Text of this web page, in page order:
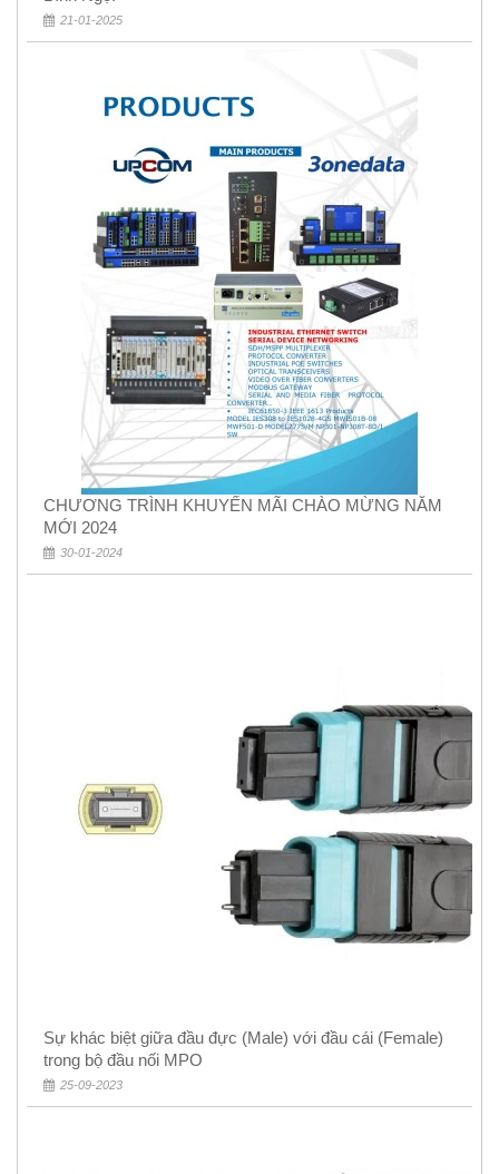
21-01-2025
CHƯƠNG TRÌNH KHUYẾN MÃI CHÀO MỪNG NĂM
MỚI 2024
30-01-2024
Sự khác biệt giữa đầu đực (Male) với đầu cái (Female)
trong bộ đầu nối MPO
25-09-2023